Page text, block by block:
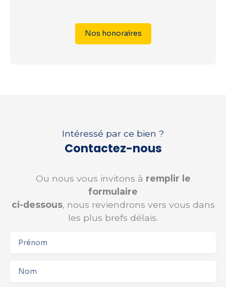
Nos honoraires
Intéressé par ce bien ?
Contactez-nous
Ou nous vous invitons à remplir le
formulaire
ci-dessous, nous reviendrons vers vous dans
les plus brefs délais.
Prénom
Nom